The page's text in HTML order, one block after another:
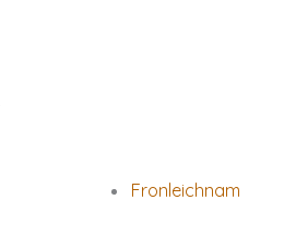
Fronleichnam